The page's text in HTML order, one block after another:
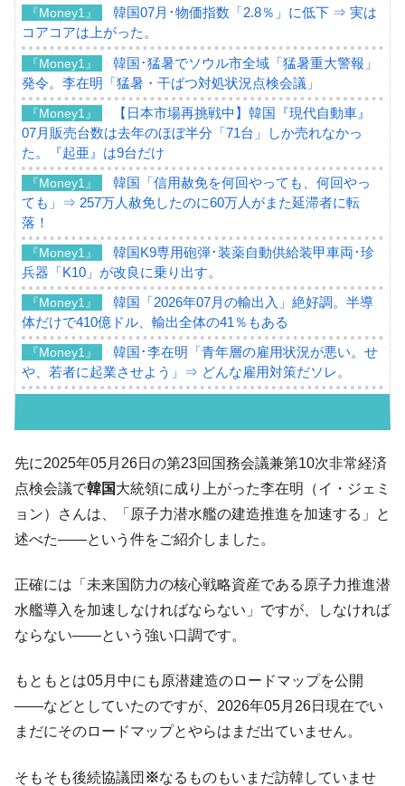
『Money1』
韓国07月･物価指数「2.8％」に低下 ⇒ 実は
コアコアは上がった。
『Money1』
韓国･猛暑でソウル市全域「猛暑重大警報」
発令。李在明「猛暑・干ばつ対処状況点検会議」
『Money1』
【日本市場再挑戦中】韓国『現代自動車』
07月販売台数は去年のほぼ半分「71台」しか売れなかっ
た。『起亜』は9台だけ
『Money1』
韓国「信用赦免を何回やっても、何回やっ
ても」⇒ 257万人赦免したのに60万人がまた延滞者に転
落！
『Money1』
韓国K9専用砲弾･装薬自動供給装甲車両･珍
兵器「K10」が改良に乗り出す。
『Money1』
韓国「2026年07月の輸出入」絶好調。半導
体だけで410億ドル、輸出全体の41％もある
『Money1』
韓国･李在明「青年層の雇用状況が悪い。せ
や、若者に起業させよう」⇒ どんな雇用対策だソレ。
韓国「ここは北朝鮮なのか。選管がサーバ
ーにウソのデータを入力したのは明白だ」
言。
韓国は「中国と同じく」投資に不適格な国
『Money1』
『韓国銀行』が「金の保有量を増やしま
す」⇒「金を経由するドル入手」手段ではないのか？
ル」まで拡大 ⇒ 海外資金の動きに強く左右される状態
『Money1』
韓国･帰ってきた李在明。李在明を支持しな
い「50.5％」に上昇
た ⇒ 国家が行った恐るべき株価操作であり、空前の国政壟
先に2025年05月26日の第23回国務会議兼第10次非常経済
点検会議で韓国大統領に成り上がった李在明（イ・ジェミ
ョン）さんは、「原子力潜水艦の建造推進を加速する」と
述べた――という件をご紹介しました。
正確には「未来国防力の核心戦略資産である原子力推進潜
水艦導入を加速しなければならない」ですが、しなければ
ならない――という強い口調です。
もともとは05月中にも原潜建造のロードマップを公開
――などとしていたのですが、2026年05月26日現在でい
まだにそのロードマップとやらはまだ出ていません。
そもそも後続協議団 ※なるものもいまだ訪韓していませ